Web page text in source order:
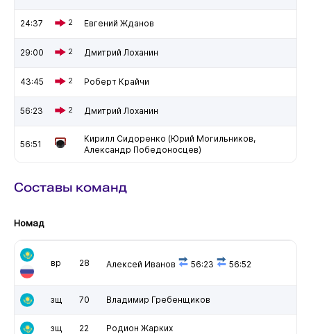
24:37 2 Евгений Жданов
29:00 2 Дмитрий Лоханин
43:45 2 Роберт Крайчи
56:23 2 Дмитрий Лоханин
56:51
Кирилл Сидоренко (Юрий Могильников,
Александр Победоносцев)
Составы команд
Номад
вр 28 Алексей Иванов 56:23 56:52
зщ 70 Владимир Гребенщиков
зщ 22 Родион Жарких